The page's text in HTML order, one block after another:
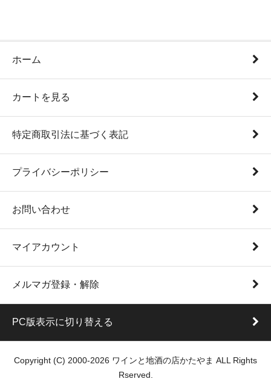
ホーム
カートを見る
特定商取引法に基づく表記
プライバシーポリシー
お問い合わせ
マイアカウント
メルマガ登録・解除
PC版表示に切り替える
Copyright (C) 2000-2026 ワインと地酒の店かたやま ALL Rights
Rserved.